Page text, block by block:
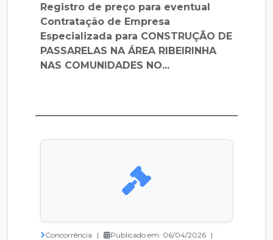
Registro de preço para eventual
Contratação de Empresa
Especializada para CONSTRUÇÃO DE
PASSARELAS NA ÁREA RIBEIRINHA
NAS COMUNIDADES NO...
Concorrência | Publicado em: 06/04/2026 |